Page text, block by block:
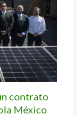
contrato
México